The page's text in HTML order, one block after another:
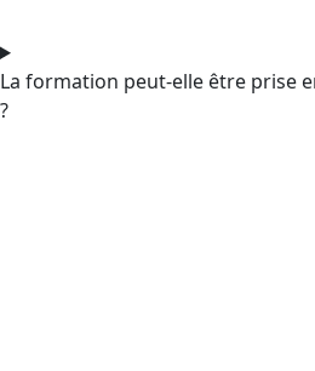
La formation peut-elle être prise
?